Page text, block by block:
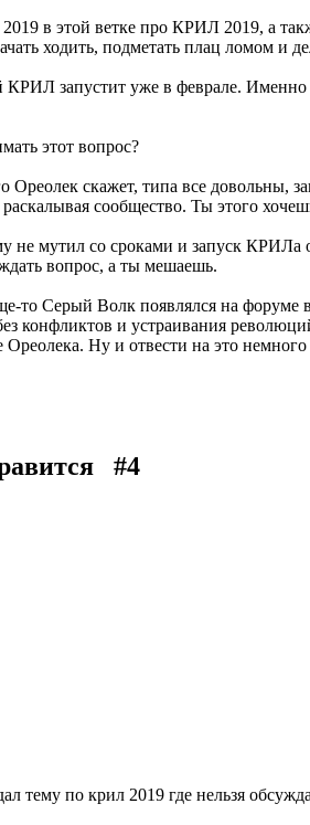
в этой ветке про КРИЛ 2019, а
ходить, подметать плац ломом и
запустит уже в феврале.
этот вопрос?
Ореолек скажет, типа все довольны,
сообщество. Ты этого
не мутил со сроками и запуск
вопрос, а ты мешаешь.
Серый Волк появлялся на форуме в
конфликтов и устраивания
Ну и отвести на это
#4
тему по крил 2019 где нельзя